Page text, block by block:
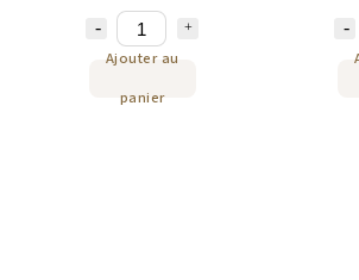
Ajouter au
panier